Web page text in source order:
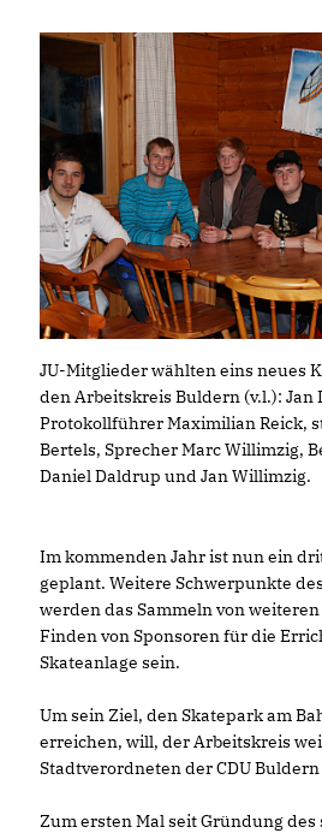
JU-Mitglieder wählten eins neues
den Arbeitskreis Buldern (v.l.): Jan
Protokollführer Maximilian Reick,
Bertels, Sprecher Marc Willimzig,
Daniel Daldrup und Jan Willimzig.
Im kommenden Jahr ist nun ein
geplant. Weitere Schwerpunkte
werden das Sammeln von
Finden von Sponsoren für die
Skateanlage sein.
Um sein Ziel, den Skatepark am
erreichen, will, der Arbeitskreis
Stadtverordneten der CDU
Zum ersten Mal seit Gründung